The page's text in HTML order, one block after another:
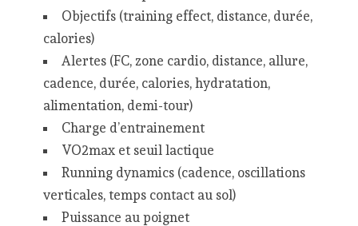
Objectifs (training effect, distance, durée,
calories)
Alertes (FC, zone cardio, distance, allure,
cadence, durée, calories, hydratation,
alimentation, demi-tour)
Charge d’entrainement
VO2max et seuil lactique
Running dynamics (cadence, oscillations
verticales, temps contact au sol)
Puissance au poignet